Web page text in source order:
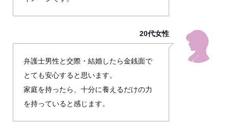
20代女性
弁護士男性と交際・結婚したら金銭面で
とても安心すると思います。
家庭を持ったら、十分に養えるだけの力
を持っていると感じます。